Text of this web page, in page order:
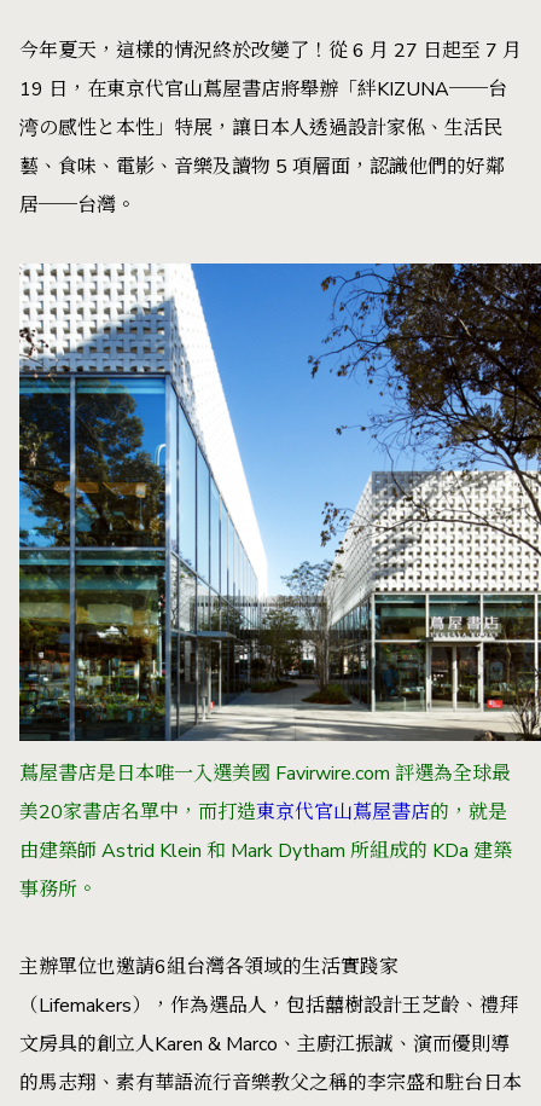
今年夏天，這樣的情況終於改變了！從 6 月 27 日起至 7 月
19 日，在東京代官山蔦屋書店將舉辦「絆KIZUNA──台
湾の感性と本性」特展，讓日本人透過設計家俬、生活民
藝、食味、電影、音樂及讀物 5 項層面，認識他們的好鄰
居──台灣。
蔦屋書店是日本唯一入選美國 Favirwire.com 評選為全球最
美20家書店名單中，而打造東京代官山蔦屋書店的，就是
由建築師 Astrid Klein 和 Mark Dytham 所組成的 KDa 建築
事務所。
主辦單位也邀請6組台灣各領域的生活實踐家
（Lifemakers），作為選品人，包括囍樹設計王芝齡、禮拜
文房具的創立人Karen & Marco、主廚江振誠、演而優則導
的馬志翔、素有華語流行音樂教父之稱的李宗盛和駐台日本